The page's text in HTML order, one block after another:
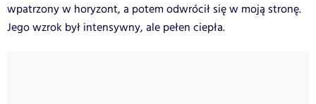
wpatrzony w horyzont, a potem odwrócił się w moją stronę.
Jego wzrok był intensywny, ale pełen ciepła.